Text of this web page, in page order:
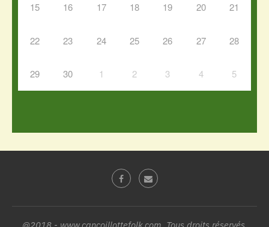
15 16 17 18 19 20 21
22 23 24 25 26 27 28
29 30 1 2 3 4 5
@2018 - www.cancoillottefolk.com. Tous droits réservés.